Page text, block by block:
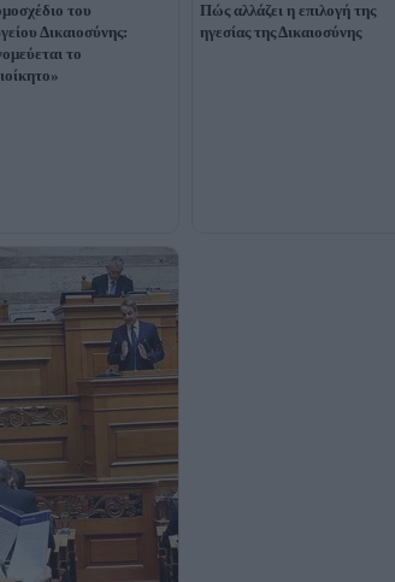
του
Δικαιοσύνης:
το
Πώς αλλάζει η επιλογή της
ηγεσίας της Δικαιοσύνης